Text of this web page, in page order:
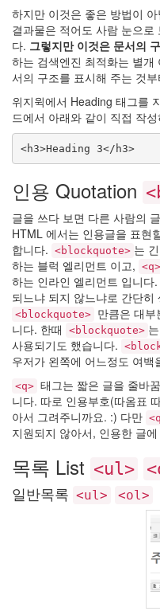
하지만 이것은 좋은 방법이
결과물은 적어도 사람 눈으
다. 그렇지만 이것은 문서의
하는 검색엔진 최적화는 별
서의 구조를 표시해 주는 것
위지윅에서 Heading 태그를
드에서 아래와 같이 직접 작
<h3>Heading 3</h3>
인용 Quotation
글을 쓰다 보면 다른 사람의
HTML 에서는 인용글을 표현
합니다. <blockquote> 는
하는 블럭 엘리먼트 이고, <q>
하는 인라인 엘리먼트 입니다
되느냐 되지 않느냐로 간단
<blockquote> 만큼은 대
니다. 한때
<blockquote>
사용되기도 했습니다.
우저가 왼쪽에 어느정도 여
<q> 태그는 짧은 글을 줄바
니다. 따로 인용부호(따옴표
아서 그려주니까요. :) 다만
지원되지 않아서, 인용한 글
목록 List <ul>
일반목록 <ul> <ol>